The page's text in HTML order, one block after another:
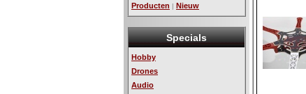
Producten | Nieuw
Specials
Hobby
Drones
Audio